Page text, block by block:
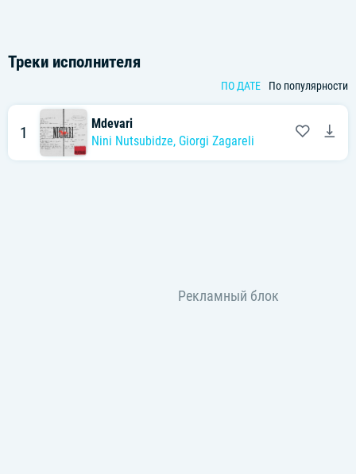
Треки исполнителя
ПО ДАТЕ По популярности
1
Mdevari
Nini Nutsubidze, Giorgi Zagareli